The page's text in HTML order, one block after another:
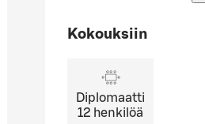
Kokouksiin
Diplomaatti
12 henkilöä